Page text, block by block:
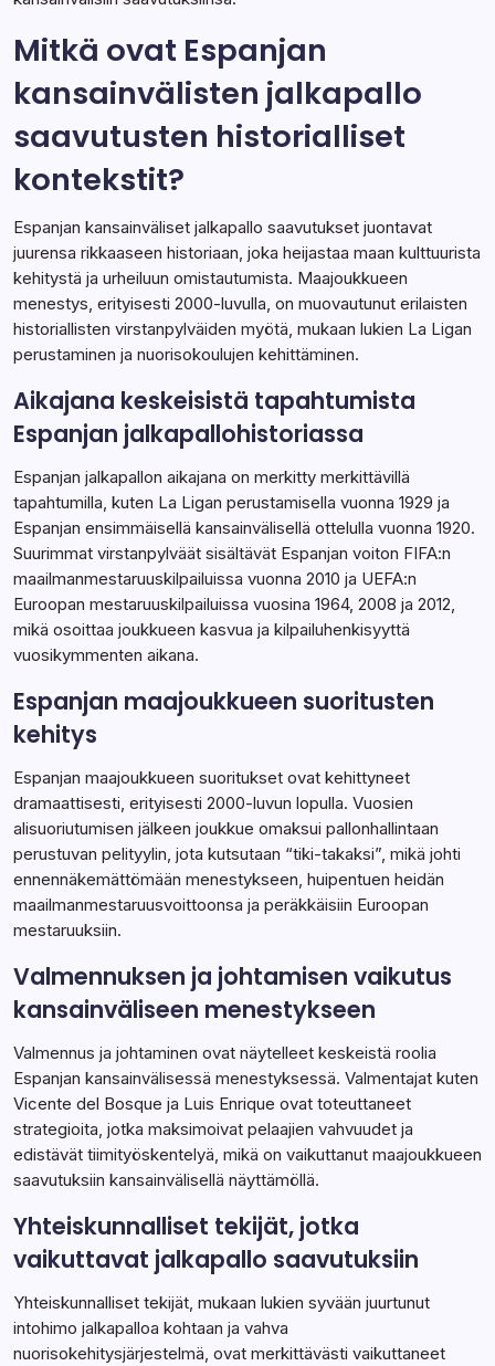
Mitkä ovat Espanjan
kansainvälisten jalkapallo
saavutusten historialliset
kontekstit?
Espanjan kansainväliset jalkapallo saavutukset juontavat
juurensa rikkaaseen historiaan, joka heijastaa maan kulttuurista
kehitystä ja urheiluun omistautumista. Maajoukkueen
menestys, erityisesti 2000-luvulla, on muovautunut erilaisten
historiallisten virstanpylväiden myötä, mukaan lukien La Ligan
perustaminen ja nuorisokoulujen kehittäminen.
Aikajana keskeisistä tapahtumista
Espanjan jalkapallohistoriassa
Espanjan jalkapallon aikajana on merkitty merkittävillä
tapahtumilla, kuten La Ligan perustamisella vuonna 1929 ja
Espanjan ensimmäisellä kansainvälisellä ottelulla vuonna 1920.
Suurimmat virstanpylväät sisältävät Espanjan voiton FIFA:n
maailmanmestaruuskilpailuissa vuonna 2010 ja UEFA:n
Euroopan mestaruuskilpailuissa vuosina 1964, 2008 ja 2012,
mikä osoittaa joukkueen kasvua ja kilpailuhenkisyyttä
vuosikymmenten aikana.
Espanjan maajoukkueen suoritusten
kehitys
Espanjan maajoukkueen suoritukset ovat kehittyneet
dramaattisesti, erityisesti 2000-luvun lopulla. Vuosien
alisuoriutumisen jälkeen joukkue omaksui pallonhallintaan
perustuvan pelityylin, jota kutsutaan “tiki-takaksi”, mikä johti
ennennäkemättömään menestykseen, huipentuen heidän
maailmanmestaruusvoittoonsa ja peräkkäisiin Euroopan
mestaruuksiin.
Valmennuksen ja johtamisen vaikutus
kansainväliseen menestykseen
Valmennus ja johtaminen ovat näytelleet keskeistä roolia
Espanjan kansainvälisessä menestyksessä. Valmentajat kuten
Vicente del Bosque ja Luis Enrique ovat toteuttaneet
strategioita, jotka maksimoivat pelaajien vahvuudet ja
edistävät tiimityöskentelyä, mikä on vaikuttanut maajoukkueen
saavutuksiin kansainvälisellä näyttämöllä.
Yhteiskunnalliset tekijät, jotka
vaikuttavat jalkapallo saavutuksiin
Yhteiskunnalliset tekijät, mukaan lukien syvään juurtunut
intohimo jalkapalloa kohtaan ja vahva
nuorisokehitysjärjestelmä, ovat merkittävästi vaikuttaneet